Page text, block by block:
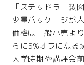
「ステッドラー製
少量パッケージが人
価格は一般小売よ
らに5%オフになる
入学時期や講評会